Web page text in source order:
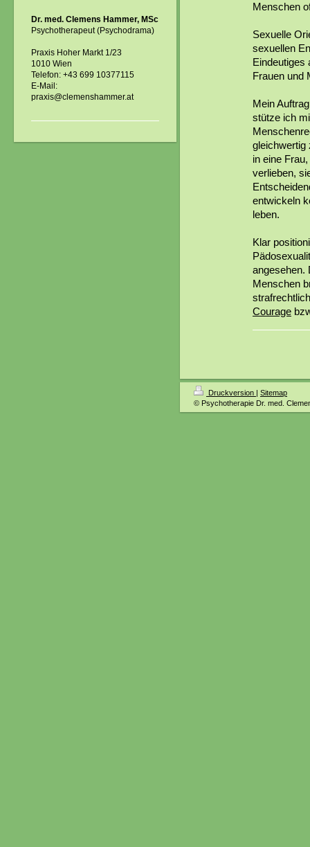
Dr. med. Clemens Hammer, MSc
Psychotherapeut (Psychodrama)
Praxis Hoher Markt 1/23
1010 Wien
Telefon: +43 699 10377115
E-Mail:
praxis@clemenshammer.at
Menschen
Sexuelle
sexuellen
Eindeutiges
Frauen und
Mein
stütze ich
gleichwertig
in eine
verlieben,
entwickeln
leben.
Klar
angesehen.
Menschen
Courage
Druckversion | Sitemap
© Psychotherapie Dr. med.